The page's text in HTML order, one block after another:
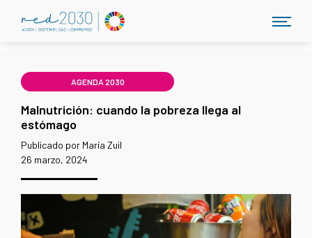
AGENDA 2030
Malnutrición: cuando la pobreza llega al
estómago
Publicado por María Zuil
26 marzo, 2024